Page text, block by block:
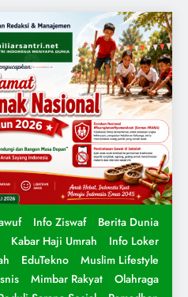
Info Ziswaf
Berita Dunia
Kabar Haji Umrah
Info Loker
EduTekno
Muslim Lifestyle
Mimbar Rakyat
Olahraga